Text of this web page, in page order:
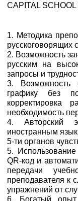
CAPITAL
1. Методика
русскоговорящих
2. Возможность
русским на
запросы и
3. Возможность
графику без
корректировка
необходимость
4. Авторский
иностранным
5-ти органов
5.
QR-код и
передачи
преподавателя к
упражнений от